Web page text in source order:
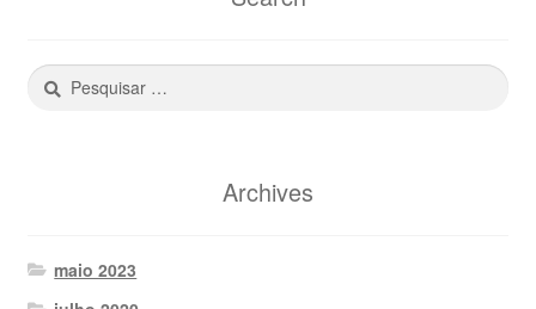
Pesquisar
por:
Archives
maio 2023